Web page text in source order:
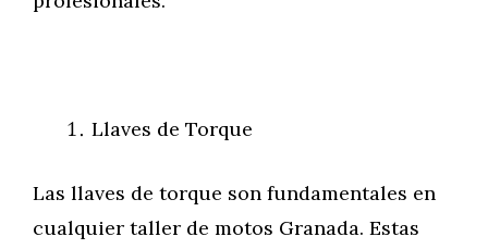
Llaves de Torque
Las llaves de torque son fundamentales en
cualquier taller de motos Granada. Estas